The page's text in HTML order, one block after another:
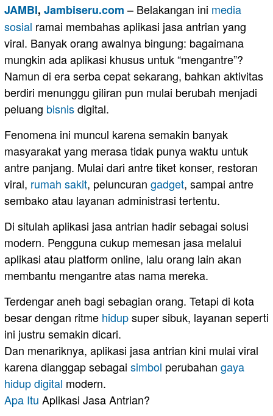
JAMBI, Jambiseru.com – Belakangan ini media
sosial ramai membahas aplikasi jasa antrian yang
viral. Banyak orang awalnya bingung: bagaimana
mungkin ada aplikasi khusus untuk “mengantre”?
Namun di era serba cepat sekarang, bahkan aktivitas
berdiri menunggu giliran pun mulai berubah menjadi
peluang bisnisdigital.
Fenomena ini muncul karena semakin banyak
masyarakat yang merasa tidak punya waktu untuk
antre panjang. Mulai dari antre tiket konser, restoran
viral, rumah sakit, peluncuran gadget, sampai antre
sembako atau layanan administrasi tertentu.
Di situlah aplikasi jasa antrian hadir sebagai solusi
modern. Pengguna cukup memesan jasa melalui
aplikasi atau platform online, lalu orang lain akan
membantu mengantre atas nama mereka.
Terdengar aneh bagi sebagian orang. Tetapi di kota
besar dengan ritme hidupsuper sibuk, layanan seperti
ini justru semakin dicari.
Dan menariknya, aplikasi jasa antrian kini mulai viral
karena dianggap sebagai simbol perubahan gaya
hidup digital modern.
Apa Itu Aplikasi Jasa Antrian?